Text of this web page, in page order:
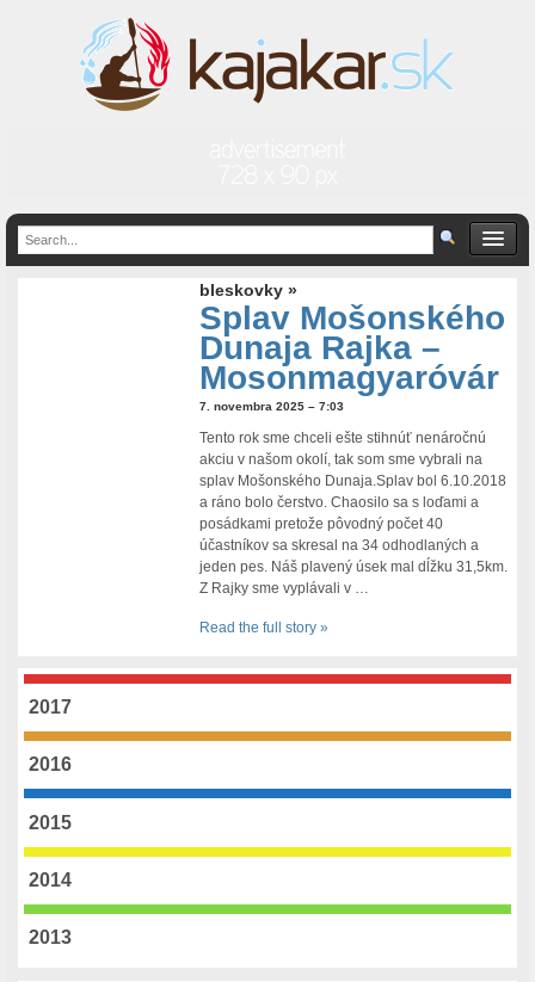
bleskovky »
Splav Mošonského
Dunaja Rajka –
Mosonmagyaróvár
7. novembra 2025 – 7:03
Tento rok sme chceli ešte stihnúť nenáročnú
akciu v našom okolí, tak som sme vybrali na
splav Mošonského Dunaja.Splav bol 6.10.2018
a ráno bolo čerstvo. Chaosilo sa s loďami a
posádkami pretože pôvodný počet 40
účastníkov sa skresal na 34 odhodlaných a
jeden pes. Náš plavený úsek mal dĺžku 31,5km.
Z Rajky sme vyplávali v …
Read the full story »
2017
2016
2015
2014
2013